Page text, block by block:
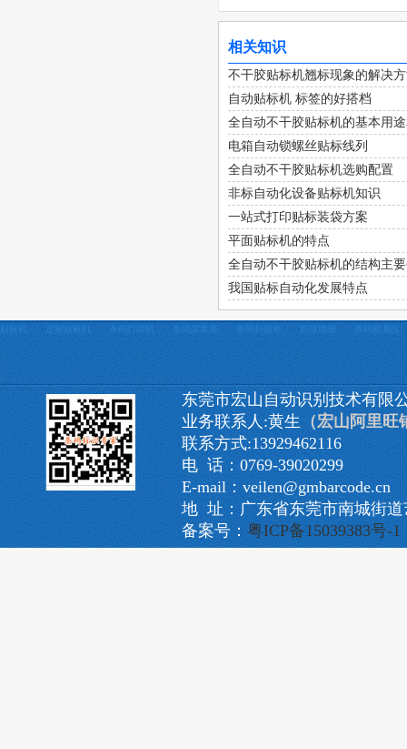
相关知识
不干胶贴标机翘标现象的解决
自动贴标机 标签的好搭档
全自动不干胶贴标机的基本用
电箱自动锁螺丝贴标线列
全自动不干胶贴标机选购配置
非标自动化设备贴标机知识
一站式打印贴标装袋方案
平面贴标机的特点
全自动不干胶贴标机的结构主
我国贴标自动化发展特点
贴标机 定制贴标机 条码打印机 条码采集器 条码扫描枪 扫描模组 条码检测仪
东莞市宏山自动识别技术有限
业务联系人:黄生 （宏山阿里旺
联系方式:13929462116
电 话：0769-39020299
E-mail：veilen@gmbarcode.cn
地 址：广东省东莞市南城街
备案号： 粤ICP备15039383号-1